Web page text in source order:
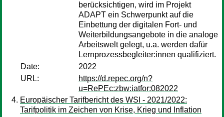
berücksichtigen, wird im Projekt
ADAPT ein Schwerpunkt auf die
Einbettung der digitalen Fort- und
Weiterbildungsangebote in die analoge
Arbeitswelt gelegt, u.a. werden dafür
Lernprozessbegleiter:innen qualifiziert.
Date:
2022
URL:
https://d.repec.org/n?
u=RePEc:zbw:iatfor:082022
Europäischer Tarifbericht des WSI - 2021/2022:
Tarifpolitik im Zeichen von Krise, Krieg und Inflation